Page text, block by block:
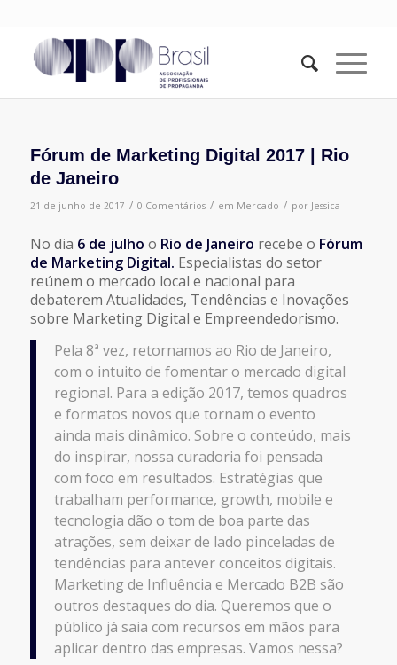
Fórum de Marketing Digital 2017 | Rio
de Janeiro
21 de junho de 2017 / 0 Comentários / em Mercado / por Jessica
No dia 6 de julho o Rio de Janeiro recebe o Fórum
de Marketing Digital. Especialistas do setor
reúnem o mercado local e nacional para
debaterem Atualidades, Tendências e Inovações
sobre Marketing Digital e Empreendedorismo.
Pela 8ª vez, retornamos ao Rio de Janeiro,
com o intuito de fomentar o mercado digital
regional. Para a edição 2017, temos quadros
e formatos novos que tornam o evento
ainda mais dinâmico. Sobre o conteúdo, mais
do inspirar, nossa curadoria foi pensada
com foco em resultados. Estratégias que
trabalham performance, growth, mobile e
tecnologia dão o tom de boa parte das
atrações, sem deixar de lado pinceladas de
tendências para antever conceitos digitais.
Marketing de Influência e Mercado B2B são
outros destaques do dia. Queremos que o
público já saia com recursos em mãos para
aplicar dentro das empresas. Vamos nessa?